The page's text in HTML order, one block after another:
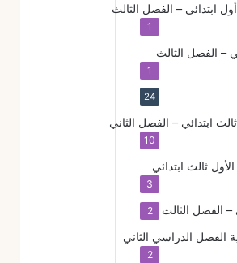
أول ابتدائي – الفصل الثالث
1
– الفصل الثالث
1
24
ثالث ابتدائي – الفصل الثاني
10
ثالث ابتدائي
3
– الفصل الثالث 2
الفصل الدراسي الثاني
2